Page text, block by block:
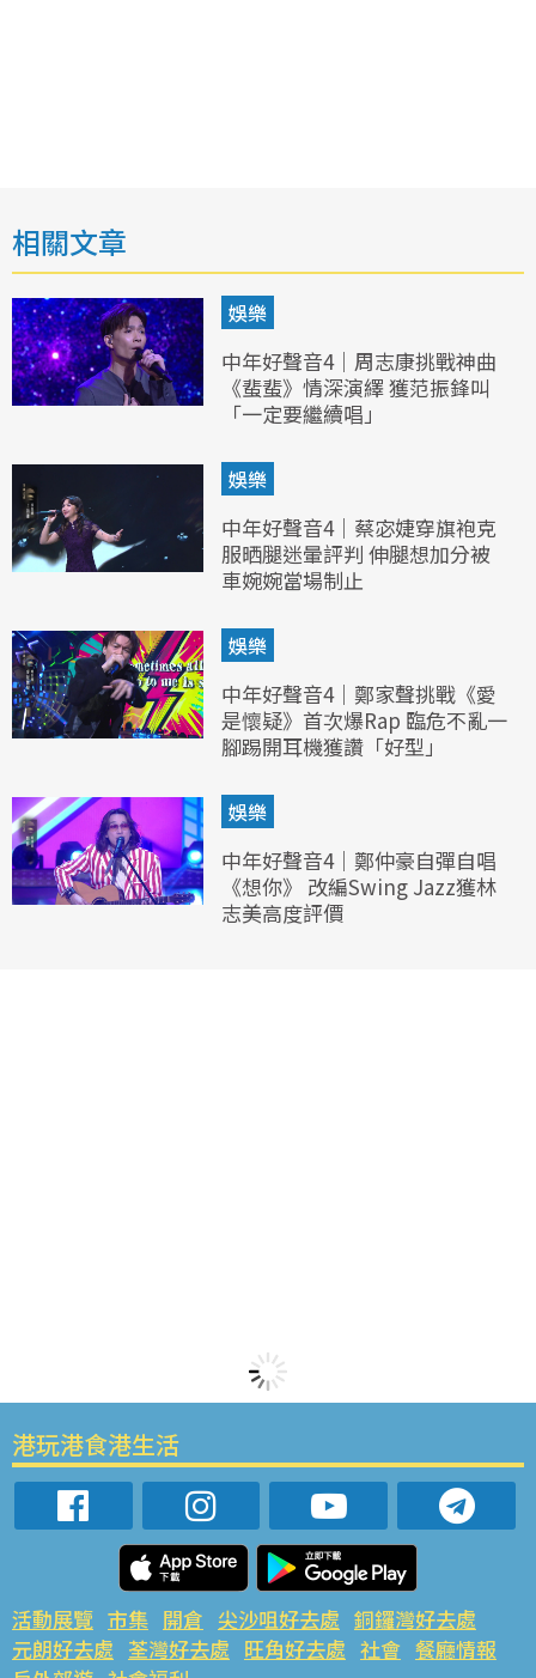
相關文章
娛樂
中年好聲音4｜周志康挑戰神曲
《蜚蜚》情深演繹 獲范振鋒叫
「一定要繼續唱」
娛樂
中年好聲音4｜蔡宓婕穿旗袍克
服晒腿迷暈評判 伸腿想加分被
車婉婉當場制止
娛樂
中年好聲音4｜鄭家聲挑戰《愛
是懷疑》首次爆Rap 臨危不亂一
腳踢開耳機獲讚「好型」
娛樂
中年好聲音4｜鄭仲豪自彈自唱
《想你》 改編Swing Jazz獲林
志美高度評價
港玩港食港生活
活動展覽 市集 開倉 尖沙咀好去處 銅鑼灣好去處
元朗好去處 荃灣好去處 旺角好去處 社會 餐廳情報